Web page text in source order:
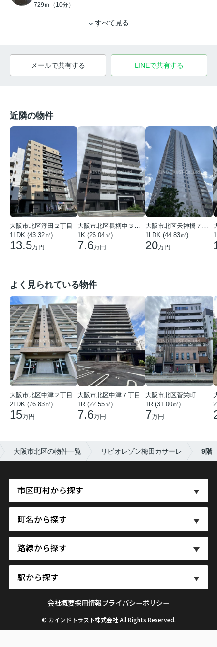
729ｍ（10分）
すべて見る
メールで共有する LINEで共有する
近隣の物件
大阪市北区浮田２丁目
1LDK (43.32㎡)
13.5万円
大阪市北区長柄中３丁目
1K (26.04㎡)
7.6万円
大阪市北区天神橋７丁目
1LDK (44.83㎡)
20万円
よく見られている物件
大阪市北区中津２丁目
2LDK (76.83㎡)
15万円
大阪市北区中津７丁目
1R (22.55㎡)
7.6万円
大阪市北区菅栄町
1R (31.00㎡)
7万円
大阪市北区の物件一覧 リビオレゾン梅田カサーレ 9階
市区町村から探す
町名から探す
路線から探す
駅から探す
会社概要採用情報プライバシーポリシー
© カインドトラスト株式会社 All Rights Reserved.